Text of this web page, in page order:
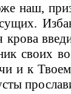
наш,
своих
и к